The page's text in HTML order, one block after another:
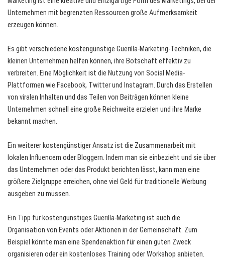
Unternehmen mit begrenzten Ressourcen große Aufmerksamkeit
erzeugen können.
Es gibt verschiedene kostengünstige Guerilla-Marketing-Techniken, die
kleinen Unternehmen helfen können, ihre Botschaft effektiv zu
verbreiten. Eine Möglichkeit ist die Nutzung von Social Media-
Plattformen wie Facebook, Twitter und Instagram. Durch das Erstellen
von viralen Inhalten und das Teilen von Beiträgen können kleine
Unternehmen schnell eine große Reichweite erzielen und ihre Marke
bekannt machen.
Ein weiterer kostengünstiger Ansatz ist die Zusammenarbeit mit
lokalen Influencern oder Bloggern. Indem man sie einbezieht und sie über
das Unternehmen oder das Produkt berichten lässt, kann man eine
größere Zielgruppe erreichen, ohne viel Geld für traditionelle Werbung
ausgeben zu müssen.
Ein Tipp für kostengünstiges Guerilla-Marketing ist auch die
Organisation von Events oder Aktionen in der Gemeinschaft. Zum
Beispiel könnte man eine Spendenaktion für einen guten Zweck
organisieren oder ein kostenloses Training oder Workshop anbieten.